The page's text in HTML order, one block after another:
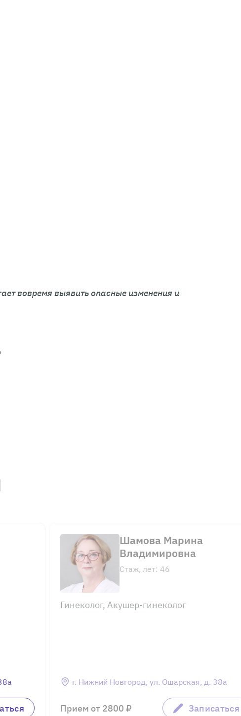
вовремя выявить опасные изменения и
Шамова Марина
Владимировна
Стаж, лет: 46
Гинеколог, Акушер-гинеколог
г. Нижний Новгород, ул. Ошарская, д. 38а
Прием от 2800 ₽ Записаться